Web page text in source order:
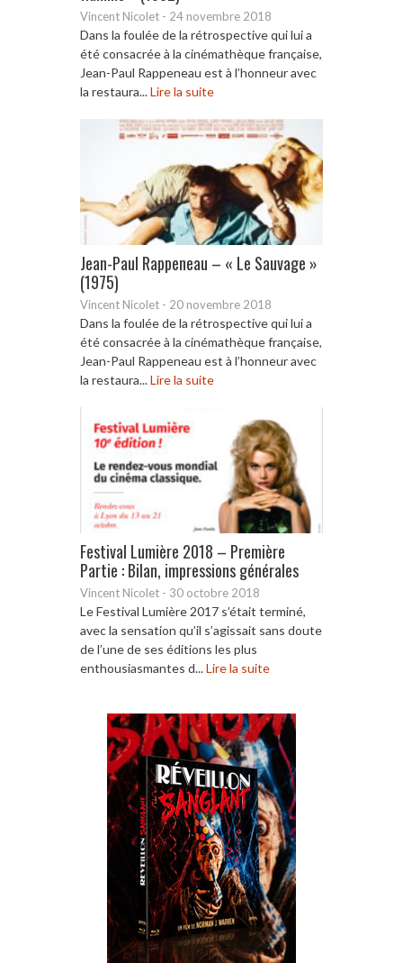
Vincent Nicolet - 24 novembre 2018
Dans la foulée de la rétrospective qui lui a
été consacrée à la cinémathèque française,
Jean-Paul Rappeneau est à l’honneur avec
la restaura...Lire la suite
Jean-Paul Rappeneau – « Le Sauvage »
(1975)
Vincent Nicolet - 20 novembre 2018
Dans la foulée de la rétrospective qui lui a
été consacrée à la cinémathèque française,
Jean-Paul Rappeneau est à l’honneur avec
la restaura...Lire la suite
Festival Lumière 2018 – Première
Partie : Bilan, impressions générales
Vincent Nicolet - 30 octobre 2018
Le Festival Lumière 2017 s’était terminé,
avec la sensation qu’il s’agissait sans doute
de l’une de ses éditions les plus
enthousiasmantes d...Lire la suite